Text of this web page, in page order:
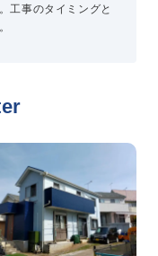
工事のタイミングと